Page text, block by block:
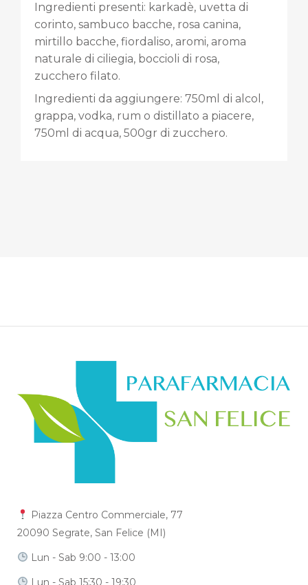
Ingredienti presenti: karkadè, uvetta di
corinto, sambuco bacche, rosa canina,
mirtillo bacche, fiordaliso, aromi, aroma
naturale di ciliegia, boccioli di rosa,
zucchero filato.
Ingredienti da aggiungere: 750ml di alcol,
grappa, vodka, rum o distillato a piacere,
750ml di acqua, 500gr di zucchero.
Piazza Centro Commerciale, 77
20090 Segrate, San Felice (MI)
Lun - Sab 9:00 - 13:00
Lun - Sab 15:30 - 19:30